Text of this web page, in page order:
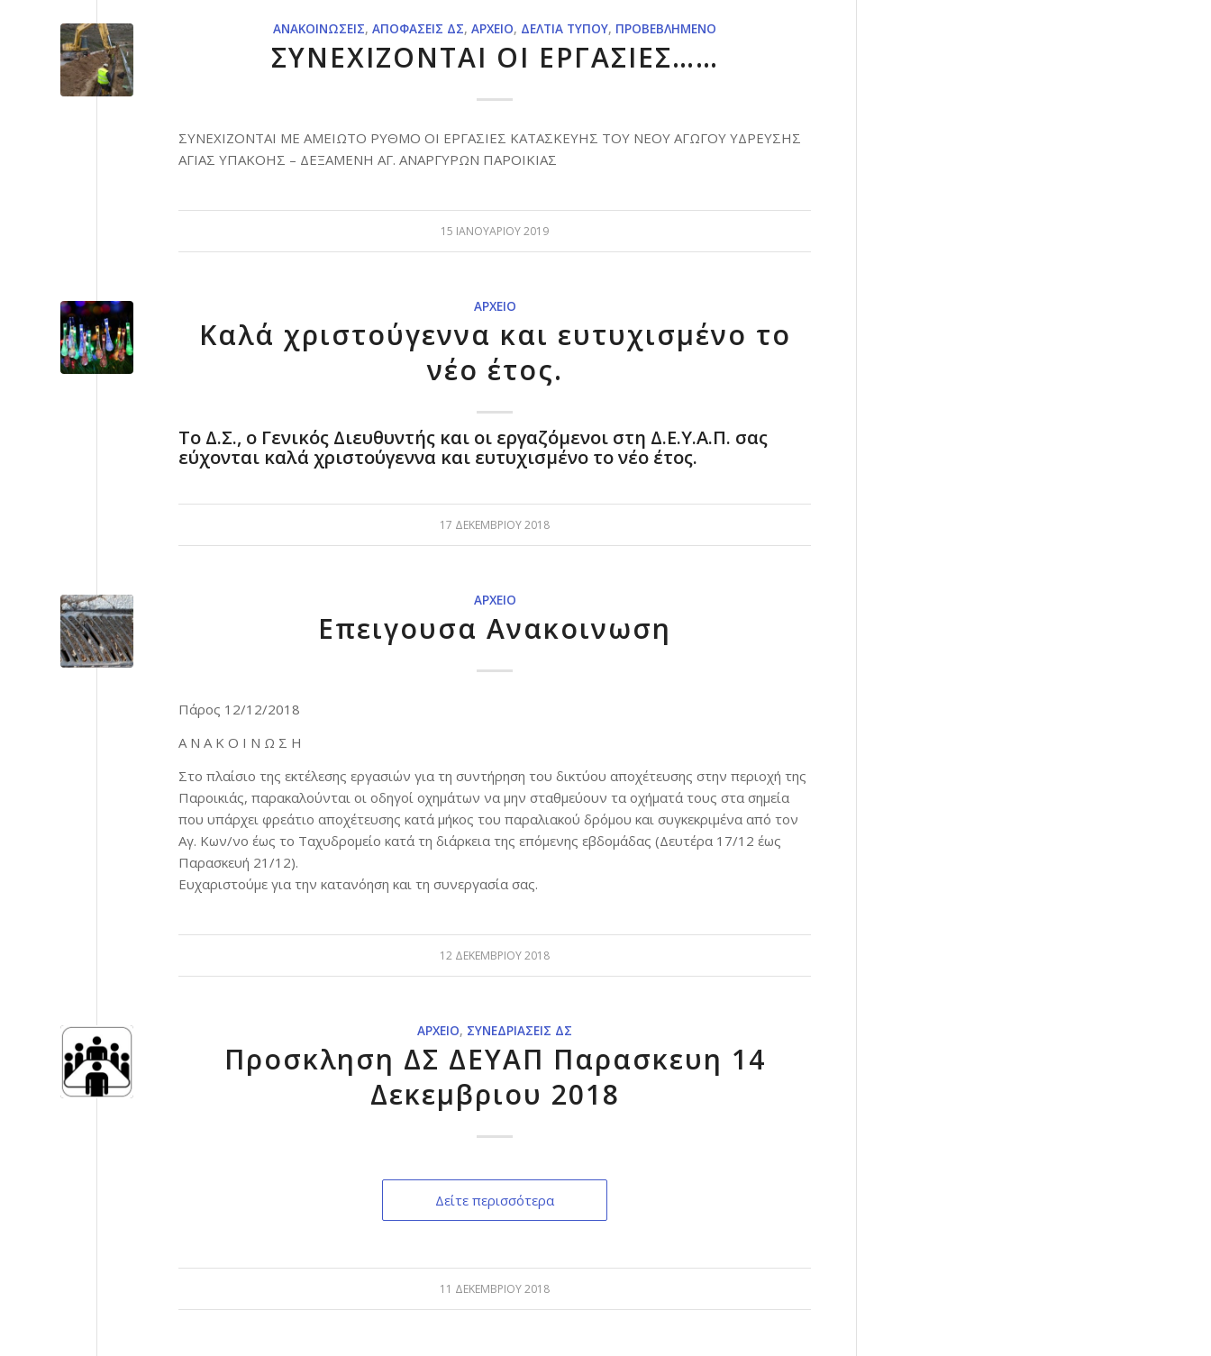
ΑΝΑΚΟΙΝΏΣΕΙΣ,ΑΠΟΦΆΣΕΙΣ ΔΣ,ΑΡΧΕΊΟ, ΔΕΛΤΊΑ ΤΎΠΟΥ, ΠΡΟΒΕΒΛΗΜΈΝΟ
ΣΥΝΕΧΙΖΟΝΤΑΙ ΟΙ ΕΡΓΑΣΙΕΣ……
ΣΥΝΕΧΙΖΟΝΤΑΙ ΜΕ ΑΜΕΙΩΤΟ ΡΥΘΜΟ ΟΙ ΕΡΓΑΣΙΕΣ ΚΑΤΑΣΚΕΥΗΣ ΤΟΥ ΝΕΟΥ ΑΓΩΓΟΥ ΥΔΡΕΥΣΗΣ
ΑΓΙΑΣ ΥΠΑΚΟΗΣ – ΔΕΞΑΜΕΝΗ ΑΓ. ΑΝΑΡΓΥΡΩΝ ΠΑΡΟΙΚΙΑΣ
15 ΙΑΝΟΥΑΡΊΟΥ 2019
ΑΡΧΕΊΟ
Kαλά χριστούγεννα και ευτυχισμένο το
νέο έτος.
Το Δ.Σ., ο Γενικός Διευθυντής και οι εργαζόμενοι στη Δ.Ε.Υ.Α.Π. σας
εύχονται καλά χριστούγεννα και ευτυχισμένο το νέο έτος.
17 ΔΕΚΕΜΒΡΊΟΥ 2018
ΑΡΧΕΊΟ
Επειγουσα Ανακοινωση
Πάρος 12/12/2018
Α Ν Α Κ Ο Ι Ν Ω Σ Η
Στo πλαίσιo της εκτέλεσης εργασιών για τη συντήρηση του δικτύου αποχέτευσης στην περιοχή της
Παροικιάς, παρακαλούνται οι οδηγοί οχημάτων να μην σταθμεύουν τα οχήματά τους στα σημεία
που υπάρχει φρεάτιο αποχέτευσης κατά μήκος του παραλιακού δρόμου και συγκεκριμένα από τον
Αγ. Κων/νο έως το Ταχυδρομείο κατά τη διάρκεια της επόμενης εβδομάδας (Δευτέρα 17/12 έως
Παρασκευή 21/12).
Ευχαριστούμε για την κατανόηση και τη συνεργασία σας.
12 ΔΕΚΕΜΒΡΊΟΥ 2018
ΑΡΧΕΊΟ, ΣΥΝΕΔΡΙΆΣΕΙΣ ΔΣ
Προσκληση ΔΣ ΔΕΥΑΠ Παρασκευη 14
Δεκεμβριου 2018
Δείτε περισσότερα
11 ΔΕΚΕΜΒΡΊΟΥ 2018